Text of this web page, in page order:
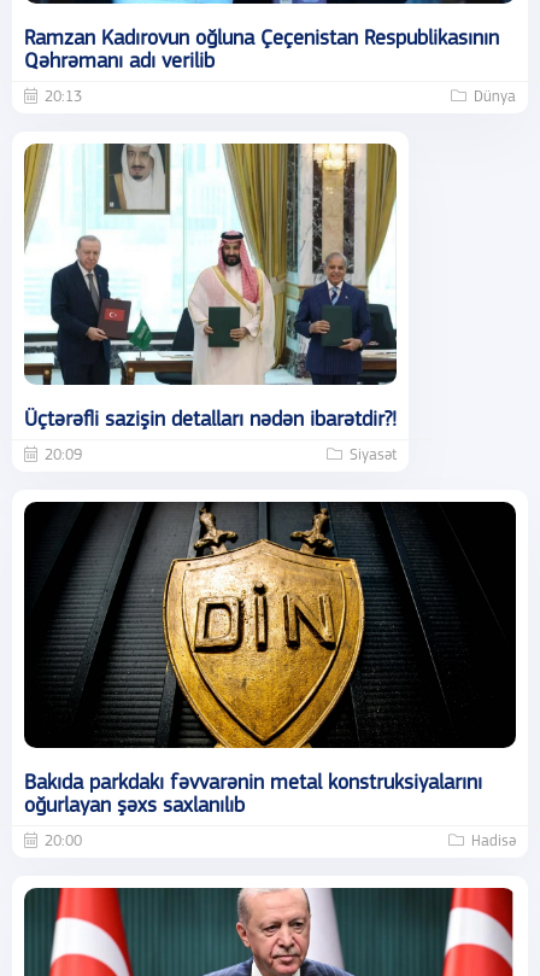
Ramzan Kadırovun oğluna Çeçenistan Respublikasının
Qəhrəmanı adı verilib
20:13 Dünya
Üçtərəfli sazişin detalları nədən ibarətdir?!
20:09 Siyasət
Bakıda parkdakı fəvvarənin metal konstruksiyalarını
oğurlayan şəxs saxlanılıb
20:00 Hadisə